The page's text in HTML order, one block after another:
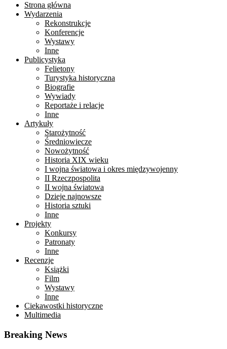
Strona główna
Wydarzenia
Rekonstrukcje
Konferencje
Wystawy
Inne
Publicystyka
Felietony
Turystyka historyczna
Biografie
Wywiady
Reportaże i relacje
Inne
Artykuły
Starożytność
Średniowiecze
Nowożytność
Historia XIX wieku
I wojna światowa i okres międzywojenny
II Rzeczpospolita
II wojna światowa
Dzieje najnowsze
Historia sztuki
Inne
Projekty
Konkursy
Patronaty
Inne
Recenzje
Książki
Film
Wystawy
Inne
Ciekawostki historyczne
Multimedia
Breaking News